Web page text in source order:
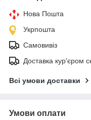
Нова Пошта
Укрпошта
Самовивіз
Доставка кур'єром
Всі умови доставки
Умови оплати